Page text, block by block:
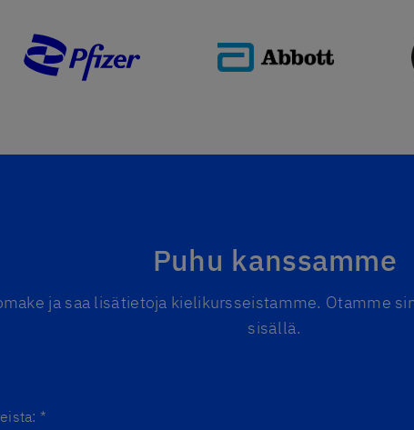
Puhu kanssamme
ja saa lisätietoja kielikursseistamme. Otamme
sisällä.
*